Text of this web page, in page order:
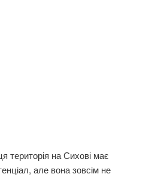
територія на Сихові має
але вона зовсім не